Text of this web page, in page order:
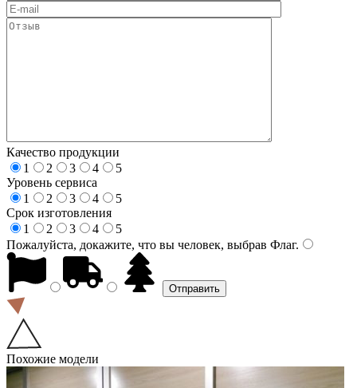
Качество продукции
1
2 3 4
5
Уровень сервиса
1
2 3 4
5
Срок изготовления
1
2 3 4
5
Пожалуйста, докажите, что вы человек, выбрав Флаг.
Похожие модели